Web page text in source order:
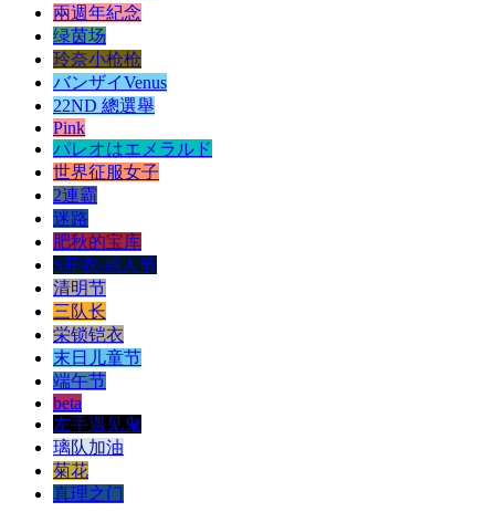
兩週年紀念
绿茵场
玲奈小枪枪
バンザイVenus
22ND 總選舉
Pink
パレオはエメラルド
世界征服女子
2連霸
迷路
肥秋的宝库
S开衣-愚人节
清明节
三队长
栄锁铠衣
末日儿童节
端午节
beta
左手遇见鬼
璃队加油
菊花
真理之门